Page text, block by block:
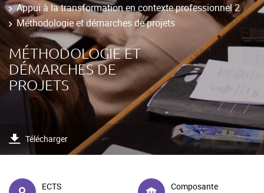
Appui à la transformation en contexte professionnel 2
Méthodologie et démarches de projets
MÉTHODOLOGIE ET
DÉMARCHES DE
PROJETS
Télécharger
ECTS
Composante